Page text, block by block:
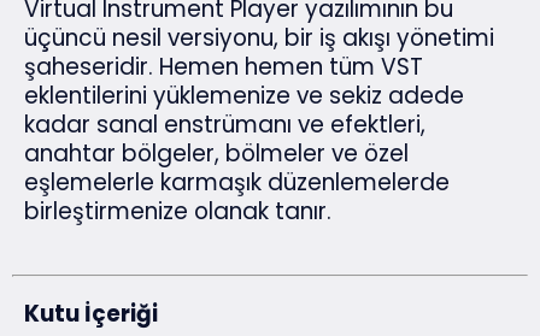
Virtual Instrument Player yazılımının bu
üçüncü nesil versiyonu, bir iş akışı yönetimi
şaheseridir. Hemen hemen tüm VST
eklentilerini yüklemenize ve sekiz adede
kadar sanal enstrümanı ve efektleri,
anahtar bölgeler, bölmeler ve özel
eşlemelerle karmaşık düzenlemelerde
birleştirmenize olanak tanır.
Kutu İçeriği